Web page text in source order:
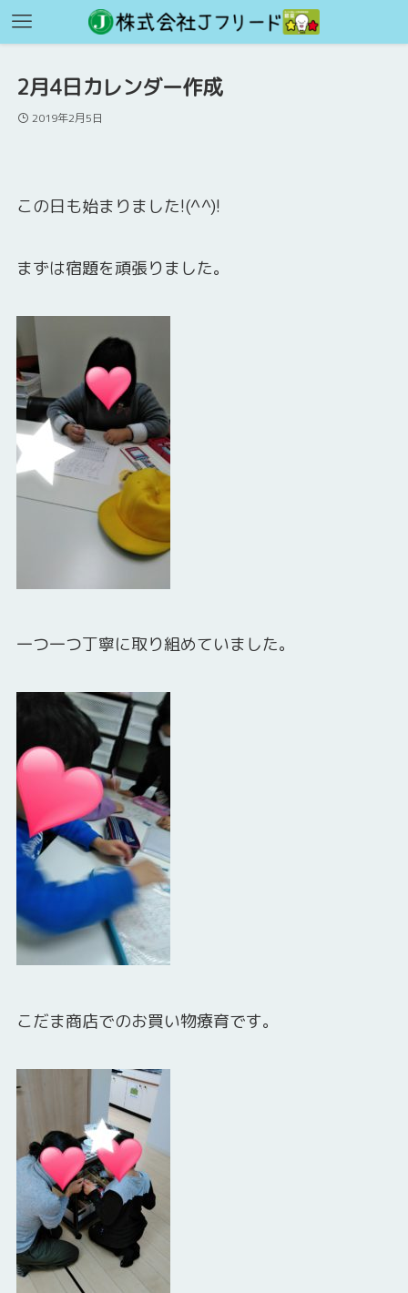
2月4日カレンダー作成
2019年2月5日
この日も始まりました!(^^)!
まずは宿題を頑張りました。
一つ一つ丁寧に取り組めていました。
こだま商店でのお買い物療育です。